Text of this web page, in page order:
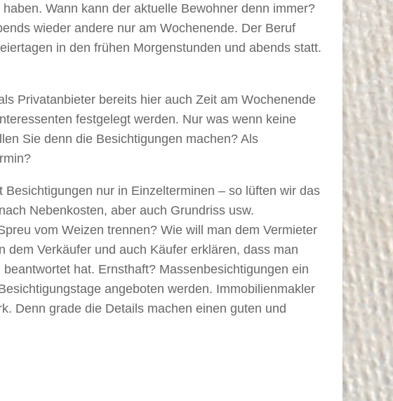
Wann kann der aktuelle Bewohner denn immer?
wieder andere nur am Wochenende. Der Beruf
in den frühen Morgenstunden und abends statt.
Privatanbieter bereits hier auch Zeit am Wochenende
festgelegt werden. Nur was wenn keine
Sie denn die Besichtigungen machen? Als
nur in Einzelterminen – so lüften wir das
Nebenkosten, aber auch Grundriss usw.
vom Weizen trennen? Wie will man dem Vermieter
Verkäufer und auch Käufer erklären, dass man
hat. Ernsthaft? Massenbesichtigungen ein
angeboten werden. Immobilienmakler
Denn grade die Details machen einen guten und